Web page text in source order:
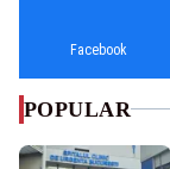
Facebook
POPULAR